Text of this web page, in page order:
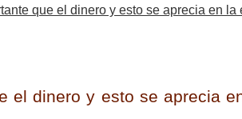
que el dinero y esto se aprecia en
el dinero y esto se aprecia